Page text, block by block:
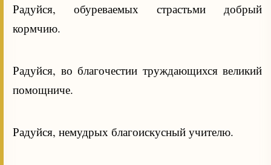
Радуйся, обуреваемых страстьми добрый
кормчию.
Радуйся, во благочестии труждающихся великий
помощниче.
Радуйся, немудрых благоискусный учителю.